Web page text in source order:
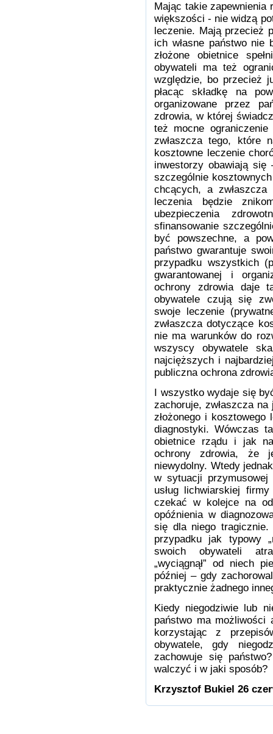
Mając takie zapewnienia
większości - nie widzą
leczenie. Mają przecież
ich własne państwo nie
złożone obietnice
obywateli ma też
względzie, bo przecież
płacąc składkę na
organizowane przez
zdrowia, w której
też mocne
zwłaszcza tego, które
kosztowne leczenie
inwestorzy obawiają
szczególnie
chcących, a zwłaszcza
leczenia będzie
ubezpieczenia
sfinansowanie
być powszechne, a
państwo gwarantuje
przypadku wszystkich
gwarantowanej i
ochrony zdrowia daje
obywatele czują się
swoje leczenie
zwłaszcza dotyczące
nie ma warunków do
wszyscy obywatele
najcięższych i
publiczna ochrona
I wszystko wydaje się
zachoruje, zwłaszcza
złożonego i kosztowego
diagnostyki. Wówczas
obietnice rządu i jak
ochrony zdrowia, że
niewydolny. Wtedy
w sytuacji
usług lichwiarskiej
czekać w kolejce na
opóźnienia w
się dla niego
przypadku jak typowy
swoich obywateli
„wyciągnął” od niech
później – gdy
praktycznie żadnego
Kiedy niegodziwie lub
państwo ma możliwości
korzystając z
obywatele, gdy
zachowuje się
walczyć i w jaki sposób?
Krzysztof Bukiel 26